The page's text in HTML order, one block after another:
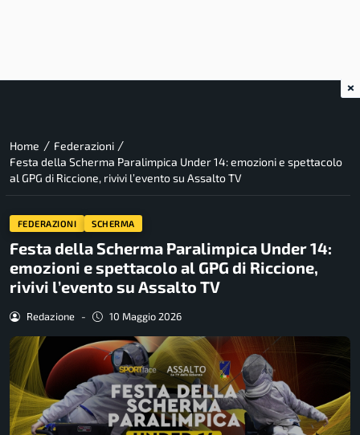
Home / Federazioni /
Festa della Scherma Paralimpica Under 14: emozioni e spettacolo
al GPG di Riccione, rivivi l’evento su Assalto TV
FEDERAZIONI SCHERMA
Festa della Scherma Paralimpica Under 14:
emozioni e spettacolo al GPG di Riccione,
rivivi l’evento su Assalto TV
Redazione - 10 Maggio 2026
×